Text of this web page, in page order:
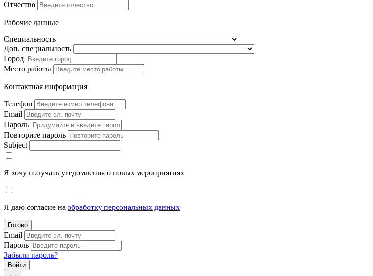
Отчество
Рабочие данные
Специальность
Доп. специальность
Город
Место работы
Контактная информация
Телефон
Email
Пароль
Повторите пароль
Subject
Я хочу получать уведомления о новых мероприятиях
Я даю согласие на обработку персональных данных
Готово
Email
Пароль
Забыли пароль?
Войти